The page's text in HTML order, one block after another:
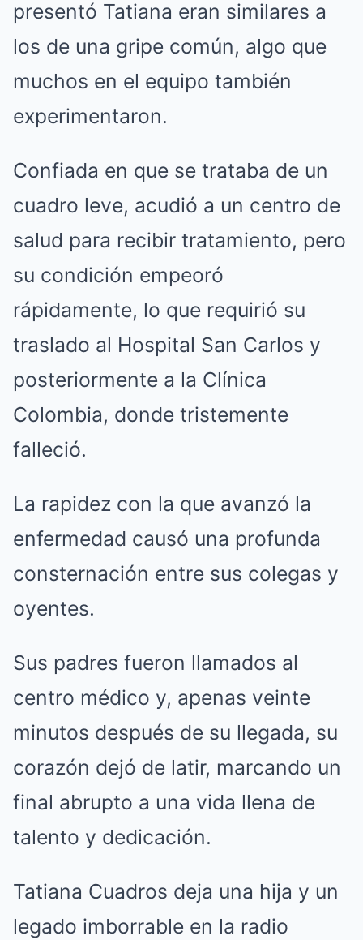
presentó Tatiana eran similares a
los de una gripe común, algo que
muchos en el equipo también
experimentaron.
Confiada en que se trataba de un
cuadro leve, acudió a un centro de
salud para recibir tratamiento, pero
su condición empeoró
rápidamente, lo que requirió su
traslado al Hospital San Carlos y
posteriormente a la Clínica
Colombia, donde tristemente
falleció.
La rapidez con la que avanzó la
enfermedad causó una profunda
consternación entre sus colegas y
oyentes.
Sus padres fueron llamados al
centro médico y, apenas veinte
minutos después de su llegada, su
corazón dejó de latir, marcando un
final abrupto a una vida llena de
talento y dedicación.
Tatiana Cuadros deja una hija y un
legado imborrable en la radio